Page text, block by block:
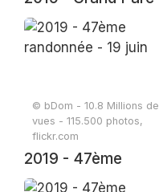
Enghien
© bDom - 10.8 Millions de
vues - 115.500 photos,
flickr.com
2019 - 47ème
randonnée - 19 juin